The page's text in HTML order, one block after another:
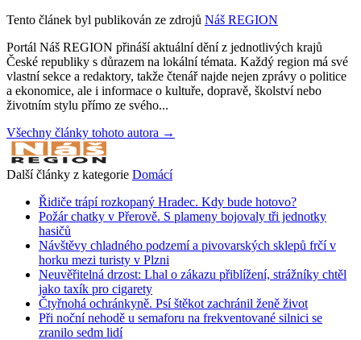
Tento článek byl publikován ze zdrojů Náš REGION
Portál Náš REGION přináší aktuální dění z jednotlivých krajů
České republiky s důrazem na lokální témata. Každý region má své
vlastní sekce a redaktory, takže čtenář najde nejen zprávy o politice
a ekonomice, ale i informace o kultuře, dopravě, školství nebo
životním stylu přímo ze svého...
Všechny články tohoto autora →
Další články z kategorie Domácí
Řidiče trápí rozkopaný Hradec. Kdy bude hotovo?
Požár chatky v Přerově. S plameny bojovaly tři jednotky
hasičů
Návštěvy chladného podzemí a pivovarských sklepů frčí v
horku mezi turisty v Plzni
Neuvěřitelná drzost: Lhal o zákazu přiblížení, strážníky chtěl
jako taxík pro cigarety
Čtyřnohá ochránkyně. Psí štěkot zachránil ženě život
Při noční nehodě u semaforu na frekventované silnici se
zranilo sedm lidí